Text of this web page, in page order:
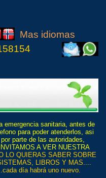
Mas idiomas
58154
emergencia sanitaria, antes de
para poder atenderlos, asi
parte de las autoridades,
A VER NUESTRA
LO QUIERAS SABER SOBRE
LIBROS Y MAS....
día habrá uno nuevo.